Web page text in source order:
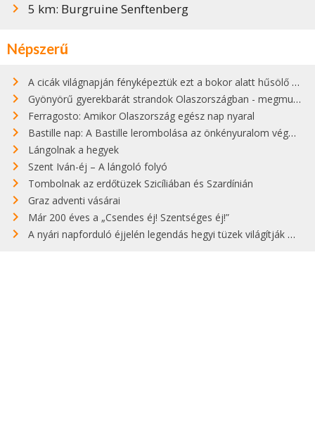
5 km: Burgruine Senftenberg
Népszerű
A cicák világnapján fényképeztük ezt a bokor alatt hűsölő cicát Kisorosziban
Gyönyörű gyerekbarát strandok Olaszországban - megmutatjuk a 15 legjobbat
Ferragosto: Amikor Olaszország egész nap nyaral
Bastille nap: A Bastille lerombolása az önkényuralom végét jelentette
Lángolnak a hegyek
Szent Iván-éj – A lángoló folyó
Tombolnak az erdőtüzek Szicíliában és Szardínián
Graz adventi vásárai
Már 200 éves a „Csendes éj! Szentséges éj!”
A nyári napforduló éjjelén legendás hegyi tüzek világítják meg Zugspitzét